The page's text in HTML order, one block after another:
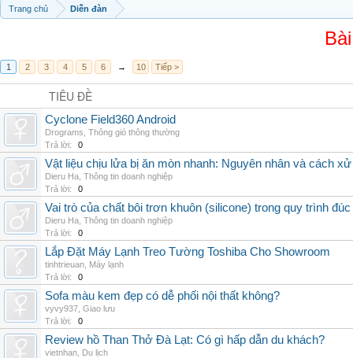
Trang chủ Diễn đàn
1 2 3 4 5 6 → 10 Tiếp >
TIÊU ĐỀ
Cyclone Field360 Android
Drograms Thông gió thông thường
Trả lời:
0
Vật liệu chịu lửa bị ăn mòn nhanh: Nguyên nhân và cách
Dieru Ha Thông tin doanh nghiệp
Trả lời:
0
Vai trò của chất bôi trơn khuôn (silicone) trong quy trình
Dieru Ha Thông tin doanh nghiệp
Trả lời:
0
Lắp Đặt Máy Lạnh Treo Tường Toshiba Cho Showroom
tinhtrieuan Máy lạnh
Trả lời:
0
Sofa màu kem đẹp có dễ phối nội thất không?
vyvy937 Giao lưu
Trả lời:
0
Review hồ Than Thở Đà Lạt: Có gì hấp dẫn du khách?
vietnhan Du lịch